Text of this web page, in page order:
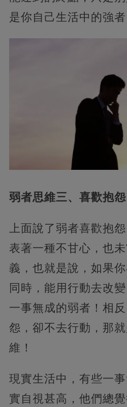
是你自己生活中的強者
弱者思維三、喜歡抱
上面說了弱者喜歡抱
表著一種不甘心，也
義，也就是說，如果
同時，能用行動去改
一事無成的弱者！相
怨，卻不去行動，那
維！
現實生活中，有些一
實自視甚高，他們總